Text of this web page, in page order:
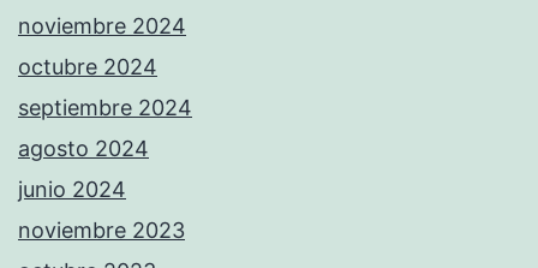
noviembre 2024
octubre 2024
septiembre 2024
agosto 2024
junio 2024
noviembre 2023